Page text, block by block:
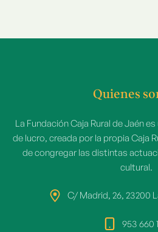
Quienes
La Fundación Caja Rural de Jaén
de lucro, creada por la propia Caja
de congregar las distintas
cultural.
C/ Madrid, 26, 23200
953 660